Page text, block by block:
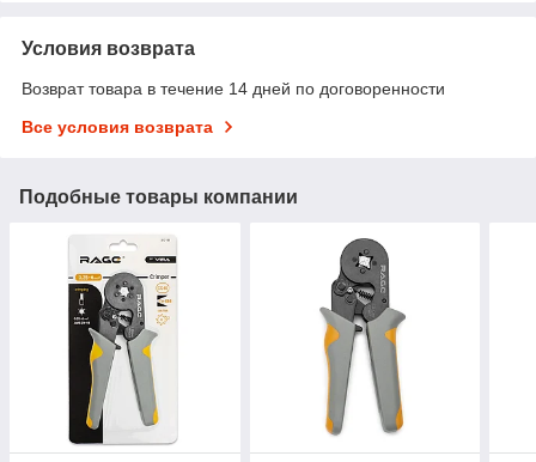
Условия возврата
Возврат товара в течение 14 дней по договоренности
Все условия возврата
Подобные товары компании